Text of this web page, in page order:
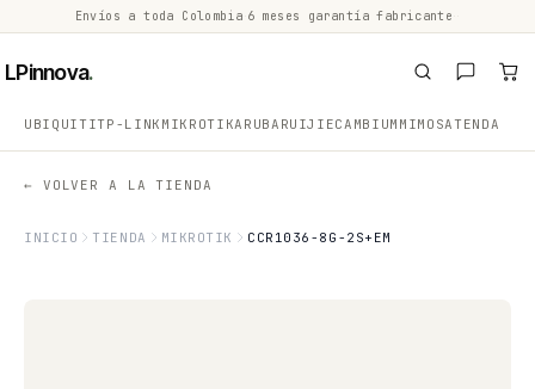
Envíos a toda Colombia 6 meses garantía fabricante
LPinnova.
UBIQUITITP-LINK MIKROTIKARUBA RUIJIECAMBIUM MIMOSATENDA
← VOLVER A LA TIENDA
INICIO TIENDA MIKROTIK CCR1036-8G-2S+EM